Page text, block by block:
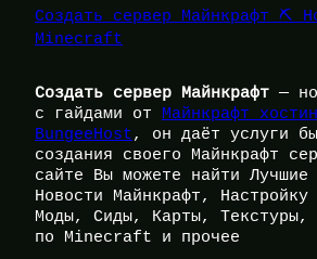
Создать сервер Майнкрафт ⛏️
Minecraft
Создать сервер Майнкрафт —
с гайдами от Майнкрафт
BungeeHost, он даёт услуги
создания своего Майнкрафт
сайте Вы можете найти Лучшие
Новости Майнкрафт, Настройку
Моды, Сиды, Карты, Текстуры,
по Minecraft и прочее